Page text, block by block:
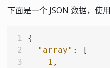
下面是一个 JSON 数据，使
{
"array" :
[
1 ,